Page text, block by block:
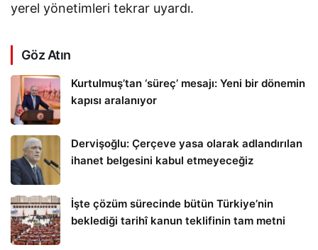
yerel yönetimleri tekrar uyardı.
Göz Atın
Kurtulmuş’tan ‘süreç’ mesajı: Yeni bir dönemin
kapısı aralanıyor
Dervişoğlu: Çerçeve yasa olarak adlandırılan
ihanet belgesini kabul etmeyeceğiz
İşte çözüm sürecinde bütün Türkiye’nin
beklediği tarihî kanun teklifinin tam metni